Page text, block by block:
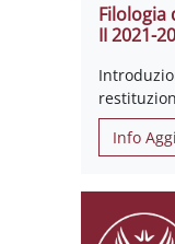
Filologia
II 2021-
Info